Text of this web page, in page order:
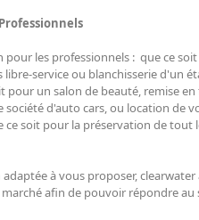
pour les professionnels : que ce
libre-service ou blanchisserie d'un
pour un salon de beauté, remise
d'auto cars, ou location de
ce soit pour la préservation de
à vous proposer,
afin de pouvoir répondre au